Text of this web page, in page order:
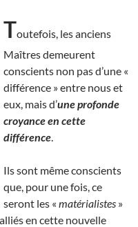
Toutefois, les anciens
Maîtres demeurent
conscients non pas d’une «
différence » entre nous et
eux, mais d’une profonde
croyance en cette
différence
Ils sont même conscients
que, pour une fois, ce
seront les « matérialistes »
en cette nouvelle